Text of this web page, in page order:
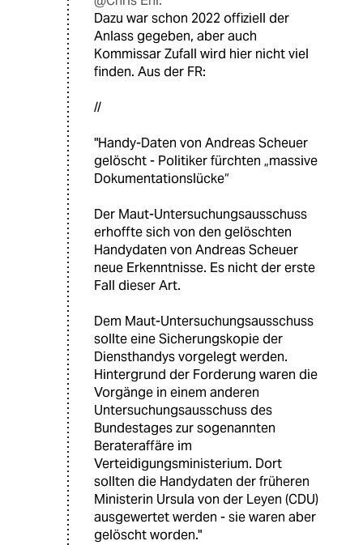
Dazu war schon 2022 offiziell der
Anlass gegeben, aber auch
Kommissar Zufall wird hier nicht viel
finden. Aus der FR:
//
"Handy-Daten von Andreas Scheuer
gelöscht - Politiker fürchten „massive
Dokumentationslücke“
Der Maut-Untersuchungsausschuss
erhoffte sich von den gelöschten
Handydaten von Andreas Scheuer
neue Erkenntnisse. Es nicht der erste
Fall dieser Art.
Dem Maut-Untersuchungsausschuss
sollte eine Sicherungskopie der
Diensthandys vorgelegt werden.
Hintergrund der Forderung waren die
Vorgänge in einem anderen
Untersuchungsausschuss des
Bundestages zur sogenannten
Berateraffäre im
Verteidigungsministerium. Dort
sollten die Handydaten der früheren
Ministerin Ursula von der Leyen (CDU)
ausgewertet werden - sie waren aber
gelöscht worden."